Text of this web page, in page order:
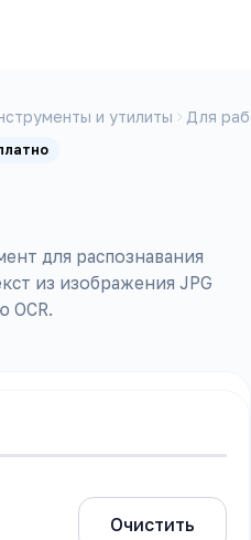
и утилиты Для
для распознавания
из изображения JPG
OCR.
Очистить